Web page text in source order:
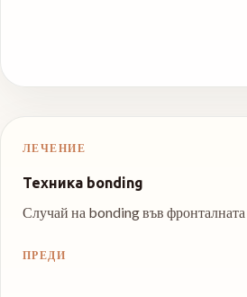
ЛЕЧЕНИЕ
Техника bonding
Случай на bonding във фронталната
ПРЕДИ